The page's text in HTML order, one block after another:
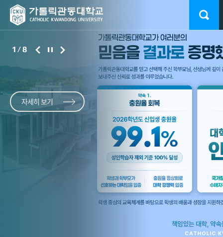
자세히 보기
학생 한 명 한 명의 꿈을
대한민국의 미래로
키운다
“첫 학기의 설렘,
아름다운
추억으로”감동과 아쉬움
교육부 ‘고교교육
기여대학
지원사업’A등급 획득
교육부와 한국대학교육협의회가 21일 발표한 ‘2026년
고교교육 기여대학 지원사업’ 연차평가 결과에서 A등급을
2026 대동제 ‘드림랜드’
성황리 폐막
가톨릭관동대 학우들의 열정
사흘간의 축제 빗속에서
가톨릭관동대학교
컬링부 국가대표 배출
스포츠지도학전공 3학년 김학준 선수, 창단 2년 만에
사범대 '특급
새내기'황의찬의 불굴의
완주
UCI MTB 월드시리즈 XCO 국가대표급 투혼
학생 한 명 한 명의 꿈을
대한민국의 미래로
키운다
1 /8